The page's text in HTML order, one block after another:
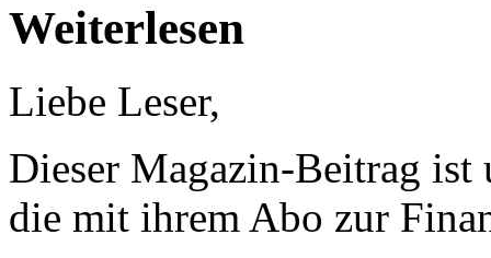
Weiterlesen
Liebe Leser,
Dieser Magazin-Beitrag ist
die mit ihrem Abo zur